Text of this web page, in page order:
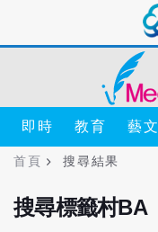
即時 教育 藝文
首頁 搜尋結果
搜尋標籤村BA